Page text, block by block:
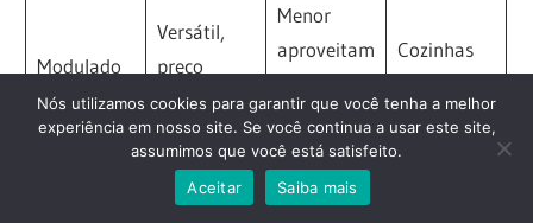
Modulado
Versátil,
preço
acessível
Menor
aproveitam
espaço
Cozinhas
Econômico,
ocupa
Pouco
Nós utilizamos cookies para garantir que você tenha a melhor
experiência em nosso site. Se você continua a usar este site,
assumimos que você está satisfeito.
Aceitar
Saiba mais